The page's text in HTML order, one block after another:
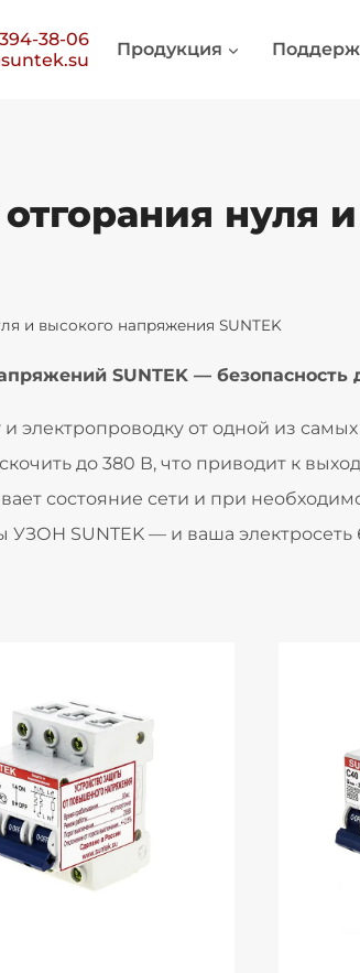
38-06
Продукция
нуля
и высокого напряжения SUNTEK
SUNTEK — безопасность
электропроводку от одной из
до 380 В, что приводит к
состояние сети и при
УЗОН SUNTEK — и ваша